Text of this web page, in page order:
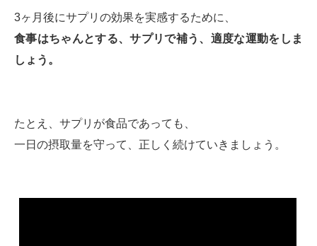
3ヶ月後にサプリの効果を実感するために、
食事はちゃんとする、サプリで補う、適度な運動をしま
しょう。
たとえ、サプリが食品であっても、
一日の摂取量を守って、正しく続けていきましょう。